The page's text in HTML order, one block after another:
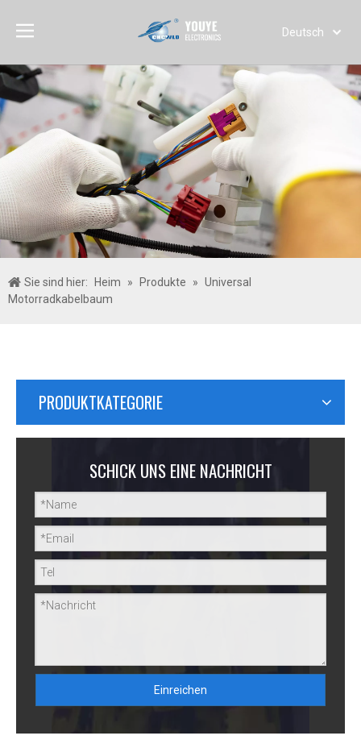
Deutsch
简体中文
Español
Português
한국어
Sie sind hier: Heim » Produkte » Universal
Motorradkabelbaum
PRODUKTKATEGORIE
SCHICK UNS EINE NACHRICHT
Einreichen